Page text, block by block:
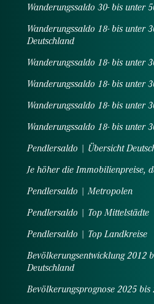
Wanderungssaldo 30- bis unter
Wanderungssaldo 18- bis unter
Deutschland
Wanderungssaldo 18- bis unter
Wanderungssaldo 18- bis unter
Wanderungssaldo 18- bis unter
Wanderungssaldo 18- bis unter
Pendlersaldo | Übersicht
Je höher die Immobilienpreise,
Pendlersaldo | Metropolen
Pendlersaldo | Top Mittelstädte
Pendlersaldo | Top Landkreise
Bevölkerungsentwicklung 2012
Deutschland
Bevölkerungsprognose 2025